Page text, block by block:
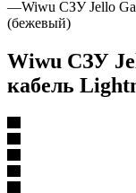
—Wiwu СЗУ Jello
(бежевый)
Wiwu СЗУ
кабель